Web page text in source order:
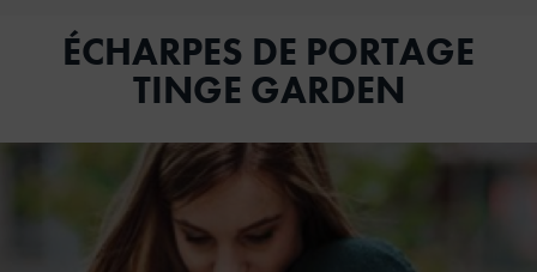
ESPACE PRESSE
ÉCHARPES DE PORTAGE
TINGE GARDEN